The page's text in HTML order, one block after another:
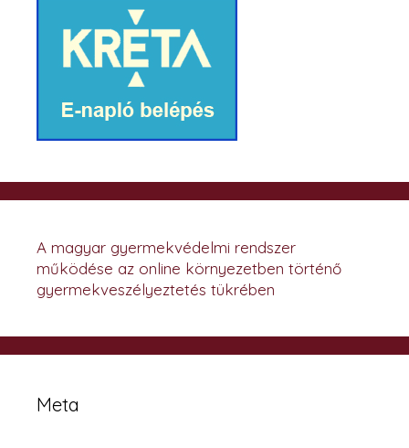
A magyar gyermekvédelmi rendszer
működése az online környezetben történő
gyermekveszélyeztetés tükrében
Meta